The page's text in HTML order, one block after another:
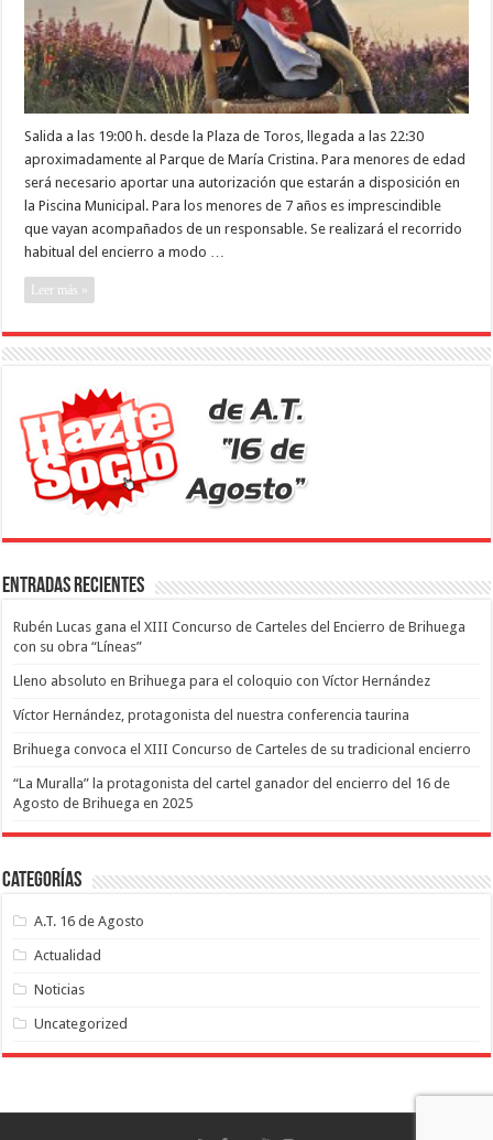
Salida a las 19:00 h. desde la Plaza de Toros, llegada a las 22:30
aproximadamente al Parque de María Cristina. Para menores de edad
será necesario aportar una autorización que estarán a disposición en
la Piscina Municipal. Para los menores de 7 años es imprescindible
que vayan acompañados de un responsable. Se realizará el recorrido
habitual del encierro a modo …
Leer más »
Entradas recientes
Rubén Lucas gana el XIII Concurso de Carteles del Encierro de Brihuega
con su obra “Líneas”
Lleno absoluto en Brihuega para el coloquio con Víctor Hernández
Víctor Hernández, protagonista del nuestra conferencia taurina
Brihuega convoca el XIII Concurso de Carteles de su tradicional encierro
“La Muralla” la protagonista del cartel ganador del encierro del 16 de
Agosto de Brihuega en 2025
Categorías
A.T. 16 de Agosto
Actualidad
Noticias
Uncategorized